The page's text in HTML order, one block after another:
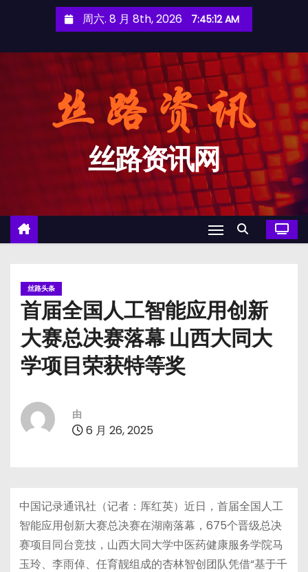
周六. 8 月 8th, 2026 7:45:13 AM
丝路资讯网
丝路头条
首届全国人工智能应用创新
大赛总决赛落幕 山西大同大
学项目荣获特等奖
由
6 月 26, 2025
中国记录通讯社（记者：厍红英）近日，首届全国人工
智能应用创新大赛总决赛在湖南落幕，675个晋级总决
赛项目同台竞技，山西大同大学中医药健康服务学院马
玉玲、李雨倬、任育靓组成的杏林智创团队凭借“基于千